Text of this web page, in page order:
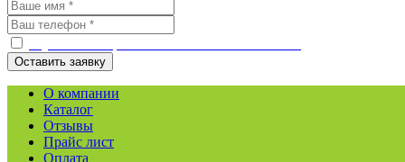
О компании
Каталог
Отзывы
Прайс лист
Оплата